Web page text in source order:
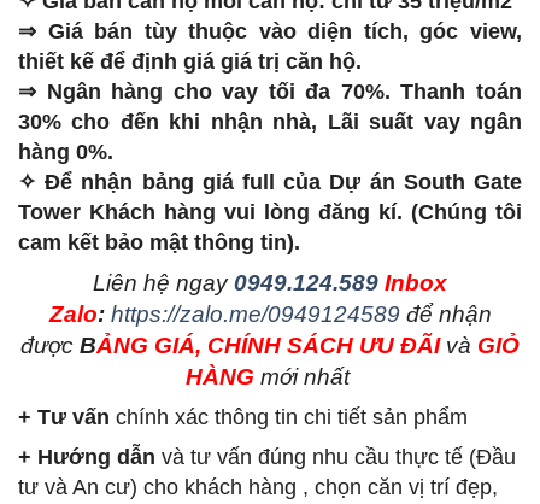
⇒ Giá bán tùy thuộc vào diện tích, góc view,
thiết kế để định giá giá trị căn hộ.
⇒ Ngân hàng cho vay tối đa 70%. Thanh toán
30% cho đến khi nhận nhà, Lãi suất vay ngân
hàng 0%.
✧ Để nhận bảng giá full của Dự án South Gate
Tower Khách hàng vui lòng đăng kí. (Chúng tôi
cam kết bảo mật thông tin).
Liên hệ ngay 0949.124.589 Inbox
Zalo: https://zalo.me/0949124589để nhận
được BẢNG GIÁ, CHÍNH SÁCH ƯU ĐÃIvà GIỎ
HÀNG mới nhất
+ Tư vấn chính xác thông tin chi tiết sản phẩm
+ Hướng dẫn và tư vấn đúng nhu cầu thực tế (Đầu
tư và An cư) cho khách hàng , chọn căn vị trí đẹp,